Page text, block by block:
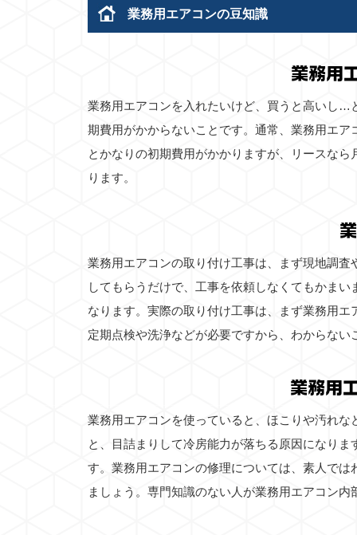
業務用エアコンの豆知識
業務用
業務用エアコンを入れたいけど、買うと高いし…
期費用がかからないことです。通常、業務用エ
とかなりの初期費用がかかりますが、リースな
ります。
業務用エアコンの取り付け工事は、まず現地調
してもらうだけで、工事を依頼しなくてもかま
なります。実際の取り付け工事は、まず業務用
定期点検や洗浄などが必要ですから、わからな
業務用
業務用エアコンを使っていると、ほこりや汚れ
と、目詰まりして冷房能力が落ちる原因になり
す。業務用エアコンの修理については、素人で
ましょう。専門知識のない人が業務用エアコン